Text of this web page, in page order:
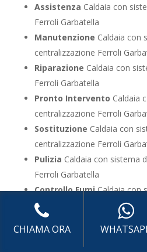
Assistenza Caldaia con
Ferroli Garbatella
Manutenzione Caldaia con
centralizzazione Ferroli
Riparazione Caldaia con
Ferroli Garbatella
Pronto Intervento Caldaia
centralizzazione Ferroli
Sostituzione Caldaia con
centralizzazione Ferroli
Pulizia Caldaia con sistema
Ferroli Garbatella
Controllo FumiCaldaia con
centralizzazione Ferroli
Bollino Blu
Caldaia con
Ferroli Garbatella
CHIAMA ORA